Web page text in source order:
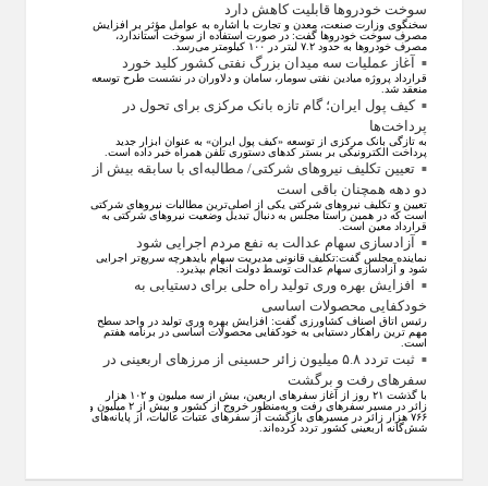
سوخت خودرو‌ها قابلیت کاهش دارد
سخنگوی وزارت صنعت، معدن و تجارت با اشاره به عوامل مؤثر بر افزایش
مصرف سوخت خودرو‌ها گفت: در صورت استفاده از سوخت استاندارد،
مصرف خودرو‌ها به حدود ۷.۲ لیتر در ۱۰۰ کیلومتر می‌رسد.
آغاز عملیات سه میدان بزرگ نفتی کشور کلید خورد
قرارداد پروژه میادین نفتی سومار، سامان و دلاوران در نشست طرح توسعه
منعقد شد.
کیف پول ایران؛ گام تازه بانک مرکزی برای تحول در
پرداخت‌ها
به تازگی بانک مرکزی از توسعه «کیف پول ایران» به عنوان ابزار جدید
پرداخت الکترونیکی بر بستر کد‌های دستوری تلفن همراه خبر داده است.
تعیین تکلیف نیروهای شرکتی/ مطالبه‌ای با سابقه بیش از
دو دهه همچنان باقی است
تعیین و تکلیف نیرو‌های شرکتی یکی از اصلی‌ترین مطالبات نیرو‌های شرکتی
است که در همین راستا مجلس به دنبال تبدیل وضعیت نیرو‌های شرکتی به
قرارداد معین است.
آزادسازی سهام عدالت به نفع مردم اجرایی شود
نماینده مجلس گفت:تکلیف قانونی مدیریت سهام بایدهرچه سریع‌تر اجرایی
شود و آزادسازی سهام عدالت توسط دولت انجام بپذیرد.
افزایش بهره وری تولید راه حلی برای دستیابی به
خودکفایی محصولات اساسی
رئیس اتاق اصناف کشاورزی گفت: افزایش بهره وری تولید در واحد سطح
مهم ترین راهکار دستیابی به خودکفایی محصولات اساسی در برنامه هفتم
است.
ثبت تردد ۵.۸ میلیون زائر حسینی از مرزهای اربعینی در
سفرهای رفت و برگشت
با گذشت ۲۱ روز از آغاز سفرهای اربعین، بیش از سه میلیون و ۱۰۲ هزار
زائر در مسیر سفرهای رفت و به‌منظور خروج از کشور و بیش از ۲ میلیون و
۷۶۶ هزار زائر در مسیرهای بازگشت از سفرهای عتبات عالیات، از پایانه‌های
شش‌گانه اربعینی کشور تردد کرده‌اند.